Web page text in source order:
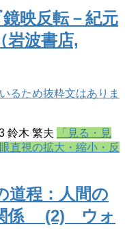
映反転－紀元
岩波書店,
るため抜粋文はありま
鈴木 繁夫
「見る・見
直視の拡大・縮小・反
道程：人間の
関係 (2) ウォ